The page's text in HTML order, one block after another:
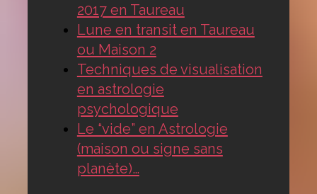
2017 en Taureau
Lune en transit en Taureau
ou Maison 2
Techniques de visualisation
en astrologie
psychologique
Le “vide” en Astrologie
(maison ou signe sans
planète)…